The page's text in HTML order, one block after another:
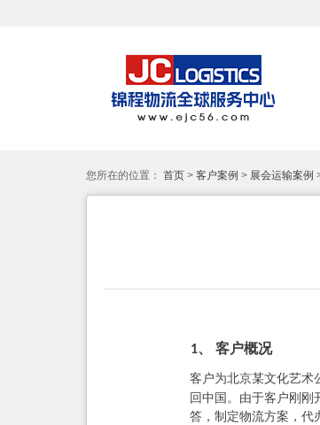
您所在的位置： 首页 > 客户案例 > 展会运输案例
1、 客户概况
客户为北京某文化艺术
回中国。由于客户刚
答，制定物流方案，代